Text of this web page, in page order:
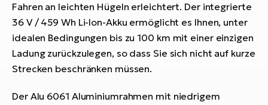
Fahren an leichten Hügeln erleichtert. Der integrierte
36 V / 459 Wh Li-Ion-Akku ermöglicht es Ihnen, unter
idealen Bedingungen bis zu 100 km mit einer einzigen
Ladung zurückzulegen, so dass Sie sich nicht auf kurze
Strecken beschränken müssen.
Der Alu 6061 Aluminiumrahmen mit niedrigem